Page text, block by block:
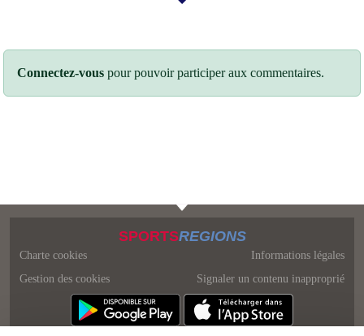
Connectez-vous pour pouvoir participer aux commentaires.
SPORTSREGIONS
Charte cookies
Gestion des cookies
Informations légales
Signaler un contenu inapproprié